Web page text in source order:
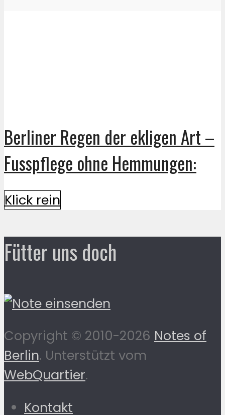
Berliner Regen der ekligen Art –
Fusspflege ohne Hemmungen:
Klick rein
Fütter uns doch
Copyright © 2010-2026 Notes of
Berlin. Unterstützt vom
WebQuartier.
Kontakt